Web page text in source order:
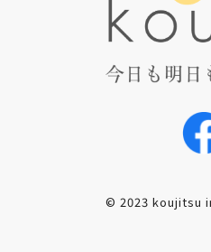
© 2023 koujitsu